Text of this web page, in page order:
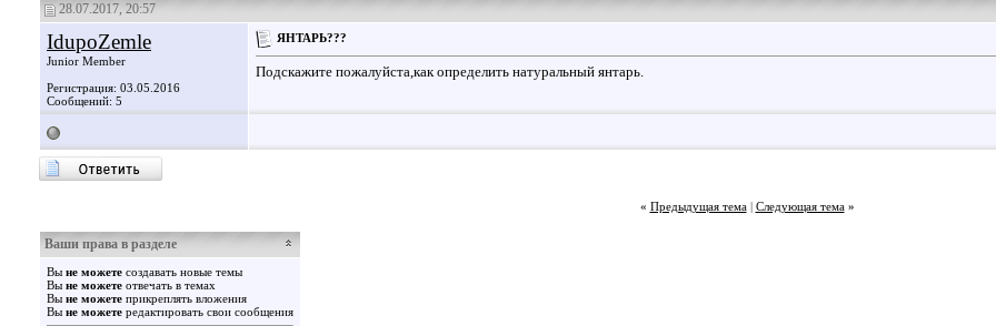
28.07.2017, 20:57
IdupoZemle
Junior Member
Регистрация: 03.05.2016
Сообщений: 5
ЯНТАРЬ???
Подскажите пожалуйста,как определить натуральный янтарь.
« Предыдущая тема| Следующая тема »
Ваши права в разделе
Вы не можете создавать новые темы
Вы не можете отвечать в темах
Вы не можете прикреплять вложения
Вы не можете редактировать свои сообщения